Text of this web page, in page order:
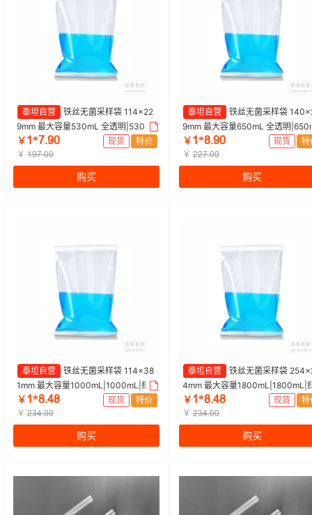
泰坦自营
铁丝无菌采样袋 114×22
9mm 最大容量530mL 全透明|530m
L 全透明|探索精选 | 1盒（100个/盒）
￥ ȩ*ǊŽŴŖ 特价
现货
￥ ȩŴǊŽŖŖ
购买
泰坦自营
铁丝无菌采样袋
9mm 最大容量650mL 全透明
全透明|探索精选 | 1盒（100个/盒
￥ ȩ*ȀŽŴŖ 特
现货
￥ ŒŒǊŽŖŖ
购买
泰坦自营
铁丝无菌采样袋 114×38
1mm 最大容量1000mL|1000mL|探
索精选 | 1盒（100个/盒）
￥ ȩ*ȀŽɉȀ 特价
现货
￥ ŒĳɉŽŖŖ
购买
泰坦自营
铁丝无菌采样袋
4mm 最大容量1800mL|1800mL|
索精选 | 1盒（50个/盒）
￥ ȩ*ȀŽɉȀ 特
现货
￥ ŒĳɉŽŖŖ
购买